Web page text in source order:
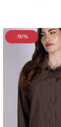
-50%